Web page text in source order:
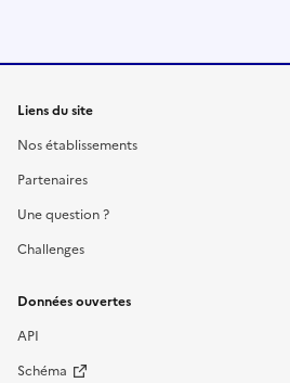
Liens du site
Nos établissements
Partenaires
Une question ?
Challenges
Données ouvertes
API
Schéma